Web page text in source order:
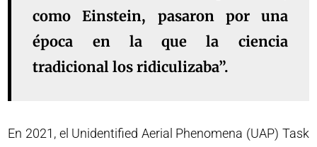
como Einstein, pasaron por una
época en la que la ciencia
tradicional los ridiculizaba”.
En 2021, el Unidentified Aerial Phenomena (UAP) Task